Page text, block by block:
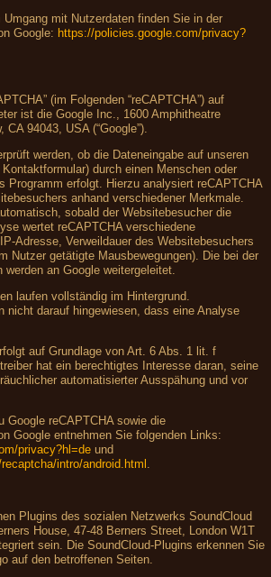
Umgang mit Nutzerdaten finden Sie in der
Google: https://policies.google.com/privacy?
(im Folgenden “reCAPTCHA”) auf
ist die Google Inc., 1600 Amphitheatre
94043, USA (“Google”).
werden, ob die Dateneingabe auf unseren
durch einen Menschen oder
Programm erfolgt. Hierzu analysiert reCAPTCHA
anhand verschiedener Merkmale.
sobald der Websitebesucher die
wertet reCAPTCHA verschiedene
Adresse, Verweildauer des Websitebesuchers
Nutzer getätigte Mausbewegungen). Die bei der
an Google weitergeleitet.
laufen vollständig im Hintergrund.
nicht darauf hingewiesen, dass eine Analyse
auf Grundlage von Art. 6 Abs. 1 lit. f
hat ein berechtigtes Interesse daran, seine
automatisierter Ausspähung und vor
Google reCAPTCHA sowie die
Google entnehmen Sie folgenden Links:
privacy?hl=de und
intro/android.html
Plugins des sozialen Netzwerks SoundCloud
House, 47-48 Berners Street, London W1T
sein. Die SoundCloud-Plugins erkennen Sie
auf den betroffenen Seiten.